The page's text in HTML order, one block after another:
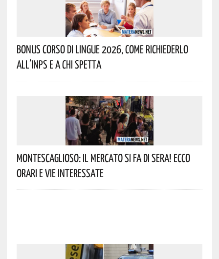
Bonus Corso Di Lingue 2026, Come Richiederlo
All’INPS E A Chi Spetta
Montescaglioso: Il Mercato Si Fa Di Sera! Ecco
Orari E Vie Interessate